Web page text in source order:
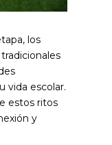
los
vida escolar.
estos ritos
y